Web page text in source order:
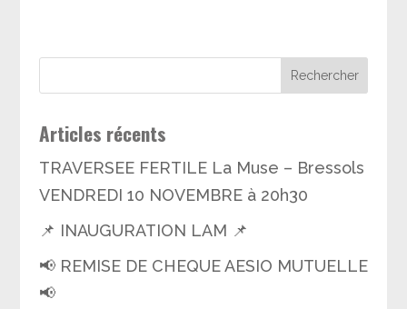
Articles récents
TRAVERSEE FERTILE La Muse – Bressols
VENDREDI 10 NOVEMBRE à 20h30
📌 INAUGURATION LAM 📌
📢 REMISE DE CHEQUE AESIO MUTUELLE
📢